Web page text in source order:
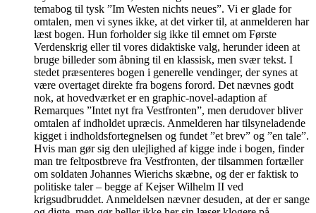
temabog til tysk ”Im Westen nichts neues”. Vi er glade for
omtalen, men vi synes ikke, at det virker til, at anmelderen har
læst bogen. Hun forholder sig ikke til emnet om Første
Verdenskrig eller til vores didaktiske valg, herunder ideen at
bruge billeder som åbning til en klassisk, men svær tekst. I
stedet præsenteres bogen i generelle vendinger, der synes at
være overtaget direkte fra bogens forord. Det nævnes godt
nok, at hovedværket er en graphic-novel-adaption af
Remarques ”Intet nyt fra Vestfronten”, men derudover bliver
omtalen af indholdet upræcis. Anmelderen har tilsyneladende
kigget i indholdsfortegnelsen og fundet ”et brev” og ”en tale”.
Hvis man gør sig den ulejlighed af kigge inde i bogen, finder
man tre feltpostbreve fra Vestfronten, der tilsammen fortæller
om soldaten Johannes Wierichs skæbne, og der er faktisk to
politiske taler – begge af Kejser Wilhelm II ved
krigsudbruddet. Anmeldelsen nævner desuden, at der er sange